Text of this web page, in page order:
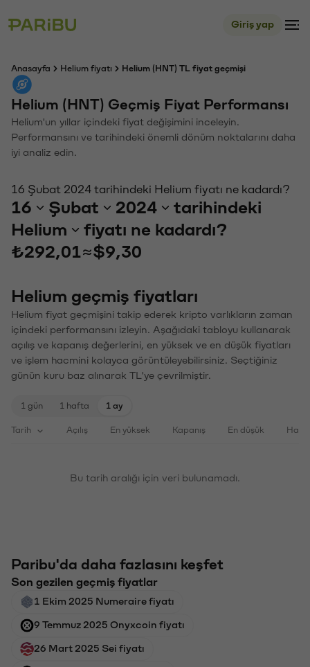
Giriş yap
Anasayfa Helium fiyatı Helium (HNT) TL fiyat geçmişi
Helium (HNT) Geçmiş Fiyat Performansı
Helium'un yıllar içindeki fiyat değişimini inceleyin.
Performansını ve tarihindeki önemli dönüm noktalarını daha
iyi analiz edin.
16 Şubat 2024 tarihindeki Helium fiyatı ne kadardı?
16 Şubat 2024
tarihindeki
Helium
fiyatı ne kadardı?
₺292,01≈$9,30
Helium geçmiş fiyatları
Helium fiyat geçmişini takip ederek kripto varlıkların zaman
içindeki performansını izleyin. Aşağıdaki tabloyu kullanarak
açılış ve kapanış değerlerini, en yüksek ve en düşük fiyatları
ve işlem hacmini kolayca görüntüleyebilirsiniz. Seçtiğiniz
günün kuru baz alınarak TL'ye çevrilmiştir.
1 gün 1 hafta 1 ay
Tarih Açılış En yüksek Kapanış En düşük
Bu tarih aralığı için veri bulunamadı.
Paribu'da daha fazlasını keşfet
Son gezilen geçmiş fiyatlar
1 Ekim 2025 Numeraire fiyatı
9 Temmuz 2025 Onyxcoin fiyatı
26 Mart 2025 Sei fiyatı